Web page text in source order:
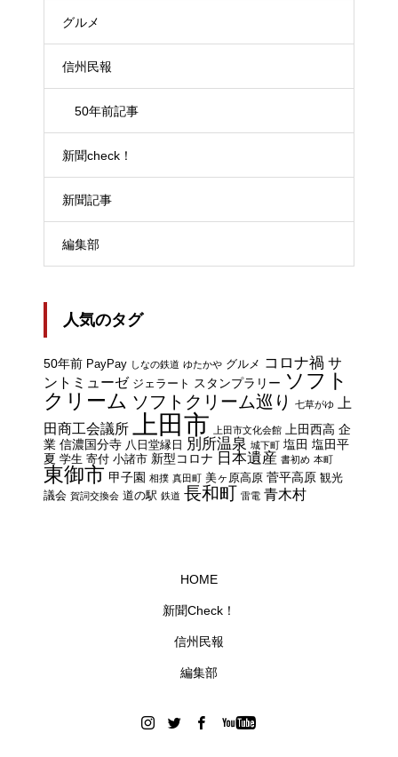
グルメ
信州民報
50年前記事
新聞check！
新聞記事
編集部
人気のタグ
50年前 PayPay しなの鉄道 ゆたかや グルメ コロナ禍 サ
ントミューゼ ジェラート スタンプラリー ソフト
クリーム ソフトクリーム巡り 七草がゆ
上
田商工会議所
上田市 上田市文化会館 上田西高 企
業 信濃国分寺 八日堂縁日 別所温泉 城下町 塩田 塩田平
夏 学生 寄付 小諸市 新型コロナ 日本遺産 書初め 本町
東御市 甲子園 相撲 真田町 美ヶ原高原 菅平高原 観光
議会 賀詞交換会 道の駅 鉄道 長和町 雷電 青木村
HOME
新聞Check！
信州民報
編集部